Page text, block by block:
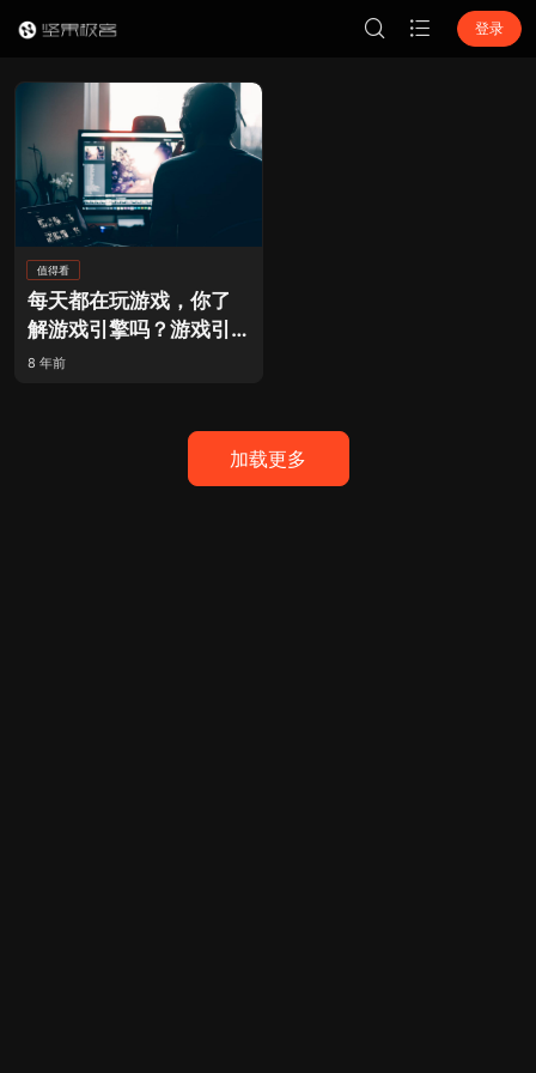
登录
值得看
每天都在玩游戏，你了
解游戏引擎吗？游戏引
擎的进化！
8 年前
加载更多